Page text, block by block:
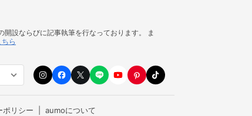
設ならびに記事執筆を行なっております。 ま
ら
ポリシー aumoについて